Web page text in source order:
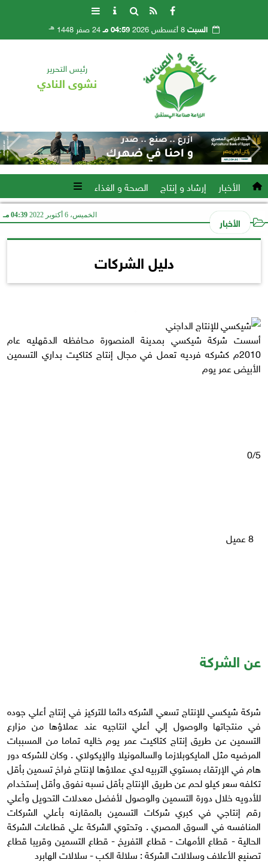
السبت8 أغسطس 2026 04:59 مـ 24 صفر 1448 هـ
رئيس التحرير
نشوى النادي
الأخبار إرشاد و إنتاج الصحة و الغذاء
الأخبار الخميس، 6 أكتوبر 2022 04:39 مـ
دليل الشركات
أسست شركة شيكسي بمدينة المنصورة محافظه الدقهليه عام
2010م كشركه فرديه تعمل في مجال إنتاج كتاكيت بداري التسمين
الأبيض عمر يوم
0/5
8عميل
عن الشركة
شركة شيكسي للإنتاج تسعي الشركه دائما للتركيز في إنتاج أعلي جوده
في منتجاتها والوصول إلي أعلي انتاجيه عند عملاؤها من مزارع
التسمين عن طريق إنتاج كتاكيت عمر يوم خاليه تماما من المسببات
المرضيه مثل المايكوبلازما والسالمونيلا والإيكولاي . وكان للشركه دور
هام في الإرتقاء بمستوي التربيه لدي عملاؤها لإنتاج فراخ تسمين بأقل
تكلفه سعر كيلو لحم عن طريق الإنتاج بأقل نسبه نفوق وأقل إستخدام
للأدويه خلال دورة التسمين والوصول لأفضل معدلات التحويل وأعلي
رقم إنتاجي في كبري شركات التسمين بالمقارنه بأعلي الشركات
المنافسه في السوق المصري . وتحتوي الشركة علي قطاعات الشركة
الحالية - قطاع الأمهات - قطاع التفريخ - قطاع التسمين وقريبا قطاع
تصنيع الأعلاف وسلالات الشركة : سلالة الكب - سلالات الهابرد